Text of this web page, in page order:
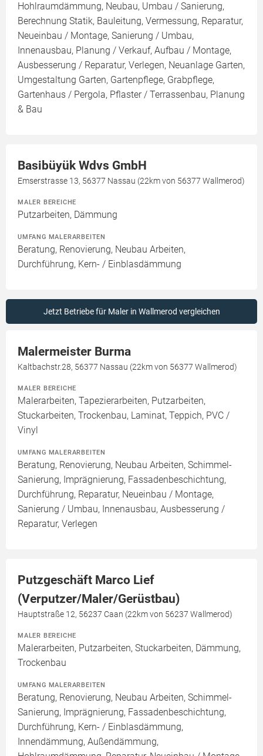
Hohlraumdämmung, Neubau, Umbau / Sanierung,
Berechnung Statik, Bauleitung, Vermessung, Reparatur,
Neueinbau / Montage, Sanierung / Umbau,
Innenausbau, Planung / Verkauf, Aufbau / Montage,
Ausbesserung / Reparatur, Verlegen, Neuanlage Garten,
Umgestaltung Garten, Gartenpflege, Grabpflege,
Gartenhaus / Pergola, Pflaster / Terrassenbau, Planung
& Bau
Basibüyük Wdvs GmbH
Emserstrasse 13, 56377 Nassau (22km von 56377 Wallmerod)
MALER BEREICHE
Putzarbeiten, Dämmung
UMFANG MALERARBEITEN
Beratung, Renovierung, Neubau Arbeiten,
Durchführung, Kern- / Einblasdämmung
Jetzt Betriebe für Maler in Wallmerod vergleichen
Malermeister Burma
Kaltbachstr.28, 56377 Nassau (22km von 56377 Wallmerod)
MALER BEREICHE
Malerarbeiten, Tapezierarbeiten, Putzarbeiten,
Stuckarbeiten, Trockenbau, Laminat, Teppich, PVC /
Vinyl
UMFANG MALERARBEITEN
Beratung, Renovierung, Neubau Arbeiten, Schimmel-
Sanierung, Imprägnierung, Fassadenbeschichtung,
Durchführung, Reparatur, Neueinbau / Montage,
Sanierung / Umbau, Innenausbau, Ausbesserung /
Reparatur, Verlegen
Putzgeschäft Marco Lief
(Verputzer/Maler/Gerüstbau)
Hauptstraße 12, 56237 Caan (22km von 56237 Wallmerod)
MALER BEREICHE
Malerarbeiten, Putzarbeiten, Stuckarbeiten, Dämmung,
Trockenbau
UMFANG MALERARBEITEN
Beratung, Renovierung, Neubau Arbeiten, Schimmel-
Sanierung, Imprägnierung, Fassadenbeschichtung,
Durchführung, Kern- / Einblasdämmung,
Innendämmung, Außendämmung,